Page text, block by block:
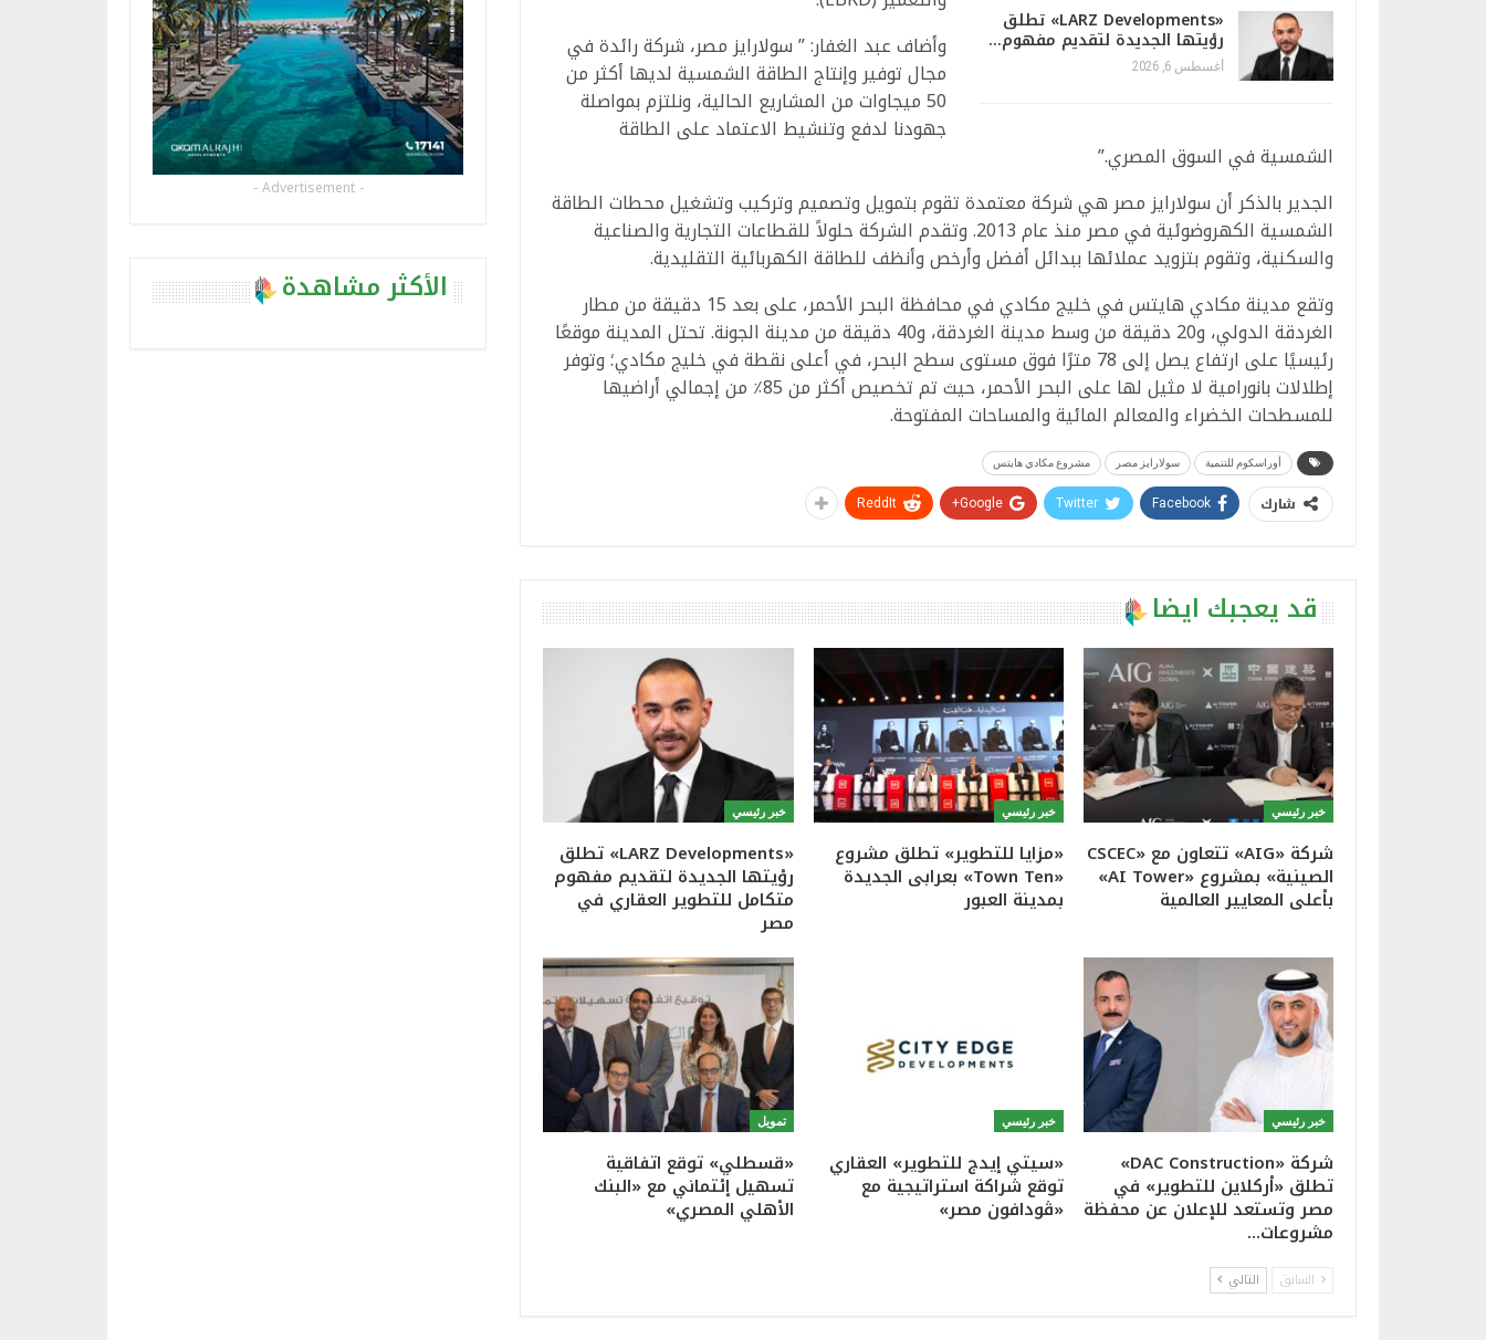
«LARZ Developments» تطلق
رؤيتها الجديدة لتقديم مفهوم…
أغسطس 6, 2026
وأضاف عبد الغفار: ” سولارايز مصر، شركة رائدة في
مجال توفير وإنتاج الطاقة الشمسية لديها أكثر من
50 ميجاوات من المشاريع الحالية، ونلتزم بمواصلة
جهودنا لدفع وتنشيط الاعتماد على الطاقة
الشمسية في السوق المصري.”
الجدير بالذكر أن سولارايز مصر هي شركة معتمدة تقوم بتمويل وتصميم وتركيب وتشغيل محطات الطاقة
الشمسية الكهروضوئية في مصر منذ عام 2013. وتقدم الشركة حلولاً للقطاعات التجارية والصناعية
والسكنية، وتقوم بتزويد عملائها ببدائل أفضل وأرخص وأنظف للطاقة الكهربائية التقليدية.
وتقع مدينة مكادي هايتس في خليج مكادي في محافظة البحر الأحمر، على بعد 15 دقيقة من مطار
الغردقة الدولي، و20 دقيقة من وسط مدينة الغردقة، و40 دقيقة من مدينة الجونة. تحتل المدينة موقعًا
رئيسيًا على ارتفاع يصل إلى 78 مترًا فوق مستوى سطح البحر، في أعلى نقطة في خليج مكادي؛ وتوفر
إطلالات بانورامية لا مثيل لها على البحر الأحمر، حيث تم تخصيص أكثر من 85٪ من إجمالي أراضيها
للمسطحات الخضراء والمعالم المائية والمساحات المفتوحة.
أوراسكوم للتنمية سولارايز مصر مشروع مكادي هايتس
شارك Facebook
Twitter
Google+
ReddIt
قد يعجبك ايضا
خبر رئيسي
شركة «AIG» تتعاون مع «CSCEC
الصينية» بمشروع «AI Tower»
بأعلى المعايير العالمية
خبر رئيسي
«مزايا للتطوير» تطلق مشروع
«Town Ten» بعرابى الجديدة
بمدينة العبور
خبر رئيسي
«LARZ Developments» تطلق
رؤيتها الجديدة لتقديم مفهوم
متكامل للتطوير العقاري في
مصر
خبر رئيسي
شركة «DAC Construction»
تطلق «أركلاين للتطوير» في
مصر وتستعد للإعلان عن محفظة
مشروعات…
خبر رئيسي
«سيتي إيدج للتطوير» العقاري
توقع شراكة استراتيجية مع
«ڤودافون مصر»
تمويل
«قسطلي» توقع اتفاقية
تسهيل إئتماني مع «البنك
الأهلي المصري»
السابق التالي
- Advertisement -
الأكثر مشاهدة